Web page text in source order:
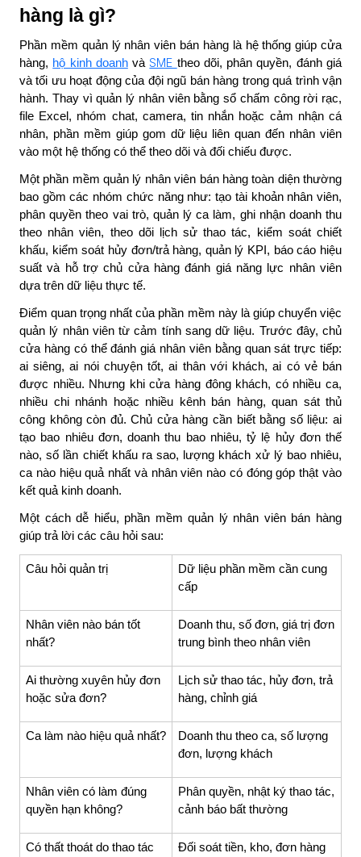
hàng là gì?
Phần mềm quản lý nhân viên bán hàng là hệ thống giúp cửa
hàng, hộ kinh doanhvàSME theo dõi, phân quyền, đánh giá
và tối ưu hoạt động của đội ngũ bán hàng trong quá trình vận
hành. Thay vì quản lý nhân viên bằng sổ chấm công rời rạc,
file Excel, nhóm chat, camera, tin nhắn hoặc cảm nhận cá
nhân, phần mềm giúp gom dữ liệu liên quan đến nhân viên
vào một hệ thống có thể theo dõi và đối chiếu được.
Một phần mềm quản lý nhân viên bán hàng toàn diện thường
bao gồm các nhóm chức năng như: tạo tài khoản nhân viên,
phân quyền theo vai trò, quản lý ca làm, ghi nhận doanh thu
theo nhân viên, theo dõi lịch sử thao tác, kiểm soát chiết
khấu, kiểm soát hủy đơn/trả hàng, quản lý KPI, báo cáo hiệu
suất và hỗ trợ chủ cửa hàng đánh giá năng lực nhân viên
dựa trên dữ liệu thực tế.
Điểm quan trọng nhất của phần mềm này là giúp chuyển việc
quản lý nhân viên từ cảm tính sang dữ liệu. Trước đây, chủ
cửa hàng có thể đánh giá nhân viên bằng quan sát trực tiếp:
ai siêng, ai nói chuyện tốt, ai thân với khách, ai có vẻ bán
được nhiều. Nhưng khi cửa hàng đông khách, có nhiều ca,
nhiều chi nhánh hoặc nhiều kênh bán hàng, quan sát thủ
công không còn đủ. Chủ cửa hàng cần biết bằng số liệu: ai
tạo bao nhiêu đơn, doanh thu bao nhiêu, tỷ lệ hủy đơn thế
nào, số lần chiết khấu ra sao, lượng khách xử lý bao nhiêu,
ca nào hiệu quả nhất và nhân viên nào có đóng góp thật vào
kết quả kinh doanh.
Một cách dễ hiểu, phần mềm quản lý nhân viên bán hàng
giúp trả lời các câu hỏi sau:
Câu hỏi quản trị
Dữ liệu phần mềm cần cung
cấp
Nhân viên nào bán tốt
nhất?
Doanh thu, số đơn, giá trị đơn
trung bình theo nhân viên
Ai thường xuyên hủy đơn
hoặc sửa đơn?
Lịch sử thao tác, hủy đơn, trả
hàng, chỉnh giá
Ca làm nào hiệu quả nhất?
Doanh thu theo ca, số lượng
đơn, lượng khách
Nhân viên có làm đúng
quyền hạn không?
Phân quyền, nhật ký thao tác,
cảnh báo bất thường
Có thất thoát do thao tác
Đối soát tiền, kho, đơn hàng